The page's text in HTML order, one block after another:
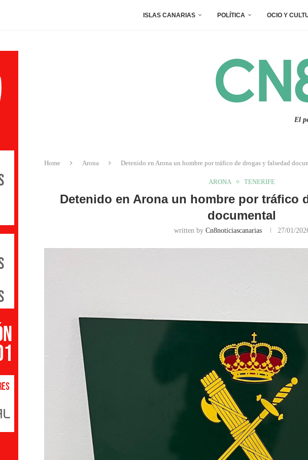
ISLAS CANARIAS POLÍTICA OCIO Y
El
Home Arona Detenido en Arona un hombre por tráfico de drogas y falsedad
ARONA TENERIFE
Detenido en Arona un hombre por tráfico
documental
written by Cn8noticiascanarias 27/01/